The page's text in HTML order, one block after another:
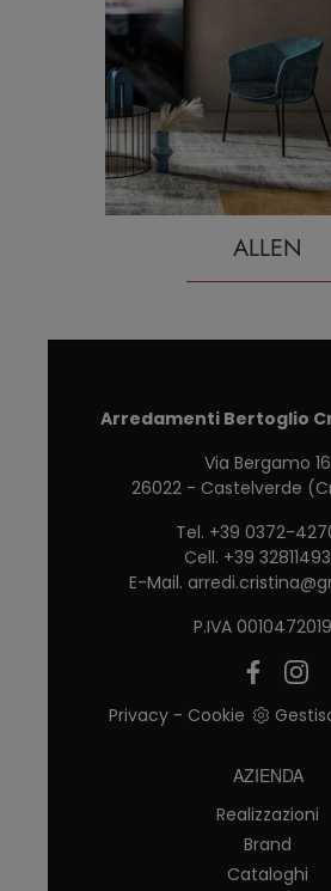
ALLEN
Arredamenti Bertoglio
Via Bergamo 16
26022 - Castelverde
Tel. +39 0372-
Cell. +39
E-Mail.
P.IVA
Privacy- Cookie
AZIENDA
Realizzazioni
Brand
Cataloghi